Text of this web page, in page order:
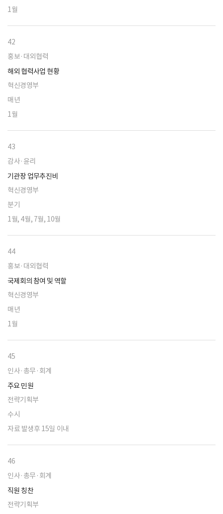
1월
42
홍보·대외협력
해외 협력사업 현황
혁신경영부
매년
1월
43
감사·윤리
기관장 업무추진비
혁신경영부
분기
1월, 4월, 7월, 10월
44
홍보·대외협력
국제회의 참여 및 역할
혁신경영부
매년
1월
45
인사·총무·회계
주요 민원
전략기획부
수시
자료 발생후 15일 이내
46
인사·총무·회계
직원 칭찬
전략기획부